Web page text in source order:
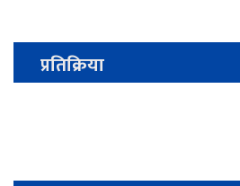
प्रतिक्रिया